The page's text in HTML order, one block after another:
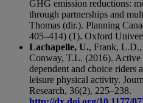
GHG emission reductions:
through partnerships and
Thomas (dir.). Planning
405–414) (1). Oxford
Lachapelle, U., Frank, L.D.,
Conway, T.L. (2016). Active
dependent and choice riders
leisure physical activity.
Research, 36(2), 225–238.